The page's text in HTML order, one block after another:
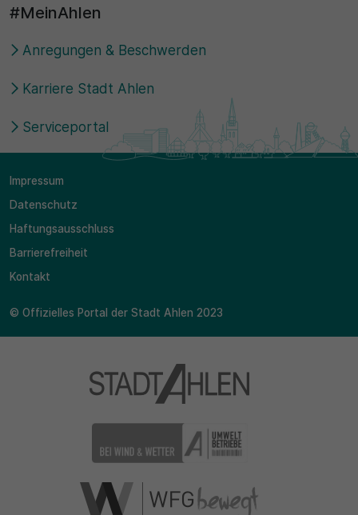
#MeinAhlen
Anregungen & Beschwerden
Karriere Stadt Ahlen
Serviceportal
Impressum
Datenschutz
Haftungsausschluss
Barrierefreiheit
Kontakt
© Offizielles Portal der Stadt Ahlen 2023